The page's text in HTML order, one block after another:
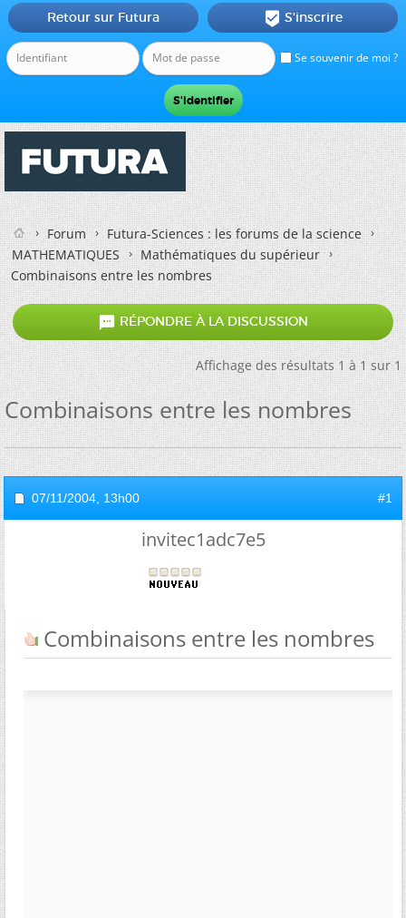
Se souvenir de moi ?
Retour sur Futura  S'inscrire
Forum
Futura-Sciences : les forums de la science
MATHEMATIQUES
Mathématiques du supérieur
Combinaisons entre les nombres
 RÉPONDRE À LA DISCUSSION
Affichage des résultats 1 à 1 sur 1
Combinaisons entre les nombres
07/11/2004, 13h00 #1
invitec1adc7e5
Combinaisons entre les nombres